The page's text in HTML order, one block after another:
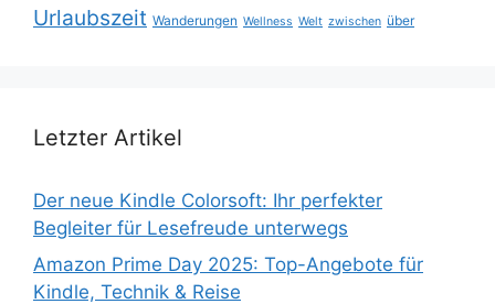
Urlaubszeit Wanderungen Wellness Welt zwischen über
Letzter Artikel
Der neue Kindle Colorsoft: Ihr perfekter
Begleiter für Lesefreude unterwegs
Amazon Prime Day 2025: Top-Angebote für
Kindle, Technik & Reise